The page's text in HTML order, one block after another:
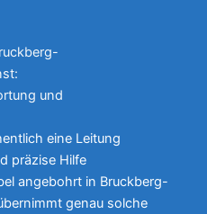
und
eine Leitung
präzise Hilfe
angebohrt in Bruckberg-
genau solche